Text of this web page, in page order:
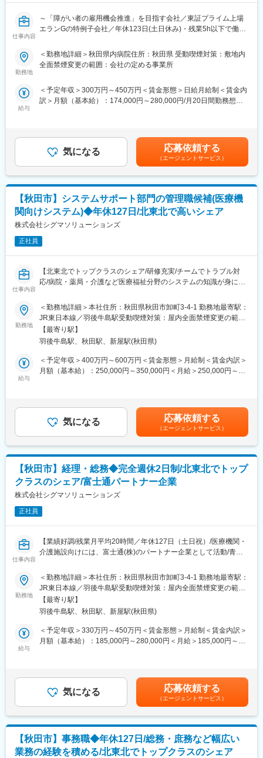
【このポジションの魅力】
入社後は経験を積みながら、エリアリーダー、営業所長、マネジ
メント職へのキャリアアップを期待しています。
クオールグループ傘下となり、事業基盤はさらに強固になりまし
た。
第一三共ブランドを背景に、多くの医療機関から高い信頼を獲
得。
価格競争ではなく、品質・安定供給・情報提供力を武器に提案で
きる環境があります。
【福利厚生】
製薬業界トップクラスの福利厚生を整備しており、長期的なキャ
リア形成を支援します。
変更の範囲：会社の定める業務
仕事内容
～「障がい者の雇用機会推進」を目指す会社／東証プライム上場
エランGの特例子会社／年休123日(土日休み)・残業5h以下で働き
■職務内容
セット）』を提供するエランGの中で、CSセット導入済みの病院
施設で現場運営サポートを行っております。本ポジションでは病
■業務詳細
・駐在業務（入院セットの配布・回収、サービスの受付業務 等）
・駐在員(パート中心)の管理
・病院関係者との連携・調整
・障害者従業員の指導・サポート
■業務詳細
・駐在員は、病院にて衣類・タオルなどの備品補充や回収、清
掃、サービス説明などを行っており、そちらの業務指導を推進い
ございます。
・担当病院の現場指導をする「駐在スタッフ」、駐在員や指導員
フ」のいずれかを担当いただきます※巡回スタッフの場合、ご自宅
から通勤可能範囲での病院の中で巡回いただきます。
■入社後
約3か月は、実際の現場業務（患者様やご家族へのサービス説明／
衣類・タオル・スリッパなどの配布や補充など）を経験頂き、そ
の後はOJT体制にて管理業務を覚えていきます。将来的にエリア
・基本的に完全土日休みで休日出勤の場合は振休取得可能です。
・残業はほとんどない環境で平均残業5時間以下となります。
・定年70歳まで幅広い世代が活躍できる環境です。
■会社の特徴
年間360万人以上×利用施設2000以上！病院や介護施設に入院時に
必要な日用品（衣類・タオル類・洗面用具等）をレンタルできる
革新的サービス『CSセット』を展開しているエラングループの特
例子会社です。
障がいを抱えた方も、就業を通じて社会の「困った」を解消する
一助を担う…特例子会社として、就労機会の創造にも貢献してお
ります。
変更の範囲：会社の定める業務
勤務地
＜勤務地詳細＞秋田県内病院住所：秋田県 受動喫煙対策：敷地内
全面禁煙変更の範囲：会社の定める事業所
給与
＜予定年収＞300万円～450万円＜賃金形態＞日給月給制＜賃金内
訳＞月額（基本給）：174,000円～280,000円/月20日間勤務想定
考を通じて上下する可能性があります。月給(月額)は固定手当を含
めた表記です。
気になる 応募依頼する
（エージェントサービス）
【秋田市】システムサポート部門の管理職候補(医療機
関向けシステム)◆年休127日/北東北で高いシェア
株式会社シグマソリューションズ
正社員
仕事内容
【北東北でトップクラスのシェア/研修充実/チームでトラブル対
応/病院・薬局・介護など医療福祉分野のシステムの知識が身につ
当社取扱いコンピュータシステムのサポート部門の管理業務全般
をお願いいたします。
■職務詳細：
・営業社員からどの製品をどのお客様へ納品するのかに依頼が入
りますので、メンバーの状況を踏まえ担当者を決定します。
・特定メンバーへの業務の偏りが発生をしない様に個々人の業務
く場合もございますが、原則オフィスでの業務となります。
・他拠点でメンバーの人員が不足の際に自チームから応援を出し
ていただく場合がございます。その際の業務及び人員のコントロ
価業務も担当いただきます。
■担当製品：レセコン・電子薬歴・電子カルテ…等
■担当エリア：秋田県全域（本社機能として、他県やパートナー企
業への支援もありえます）
※前述の通り当ポジションの方は原則オフィス勤務となります
■メンバーの主な職務内容：
システム導入・セットアップ／システム操作の説明、指導／お客
様問い合わせの応対／クライアント訪問（操作説明・納品など）
■ご入社後：
部長職の方や他拠点のマネージャーからのOJTを中心に仕事を覚
えていただく流れとなります。
また、メンバーの管理に必要な知識として、保険制度・担当シス
■当社について：
とで、地域社会に貢献するIT企業です。
変更の範囲：会社の定める業務
勤務地
＜勤務地詳細＞本社住所：秋田県秋田市卸町3-4-1 勤務地最寄駅：
JR東日本線／羽後牛島駅受動喫煙対策：屋内全面禁煙変更の範
囲：会社の定める事業所
【最寄り駅】
羽後牛島駅、秋田駅、新屋駅(秋田県)
給与
＜予定年収＞400万円～600万円＜賃金形態＞月給制＜賃金内訳＞
月額（基本給）：250,000円～350,000円＜月給＞250,000円～
円） この場合、時間外労働手当は支給対象外となります■賞与：
年2回賃金はあくまでも目安の金額であり、選考を通じて上下する
可能性があります。月給(月額)は固定手当を含めた表記です。
気になる 応募依頼する
（エージェントサービス）
【秋田市】経理・総務◆完全週休2日制/北東北でトップ
クラスのシェア/富士通パートナー企業
株式会社シグマソリューションズ
正社員
仕事内容
【業績好調/残業月平均20時間／年休127日（土日祝）/医療機関・
介護施設向けには、富士通(株)のパートナー企業として活動/青
■魅力ポイント
・電子カルテ導入は国が主導して行っている事業のため、ニーズ
が順調に拡大しており、業績も好調です！
・医療機関・介護施設向けには、富士通(株)のパートナー企業とし
て活動。青森・岩手・秋田でトップクラスのシェアを獲得。
・歯科医院向けには、(株)ノーザのパートナーとして活動してお
■業務内容
に、病院、クリニック、歯科医院、調剤薬局、介護施設向けに、
業務をご担当いただきます。
■職務内容詳細：
勤務地
＜勤務地詳細＞本社住所：秋田県秋田市卸町3-4-1 勤務地最寄駅：
JR東日本線／羽後牛島駅受動喫煙対策：屋内全面禁煙変更の範
囲：会社の定める事業所
【最寄り駅】
羽後牛島駅、秋田駅、新屋駅(秋田県)
給与
＜予定年収＞330万円～450万円＜賃金形態＞月給制＜賃金内訳＞
月額（基本給）：185,000円～280,000円＜月給＞185,000円～
気になる 応募依頼する
（エージェントサービス）
【秋田市】事務職◆年休127日/総務・庶務など幅広い
業務の経験を積める/北東北でトップクラスのシェア